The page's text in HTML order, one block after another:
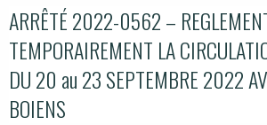
ARRÊTÉ 2022-0562 –
TEMPORAIREMENT LA
DU 20 au 23 SEPTEMBRE 2022
BOIENS